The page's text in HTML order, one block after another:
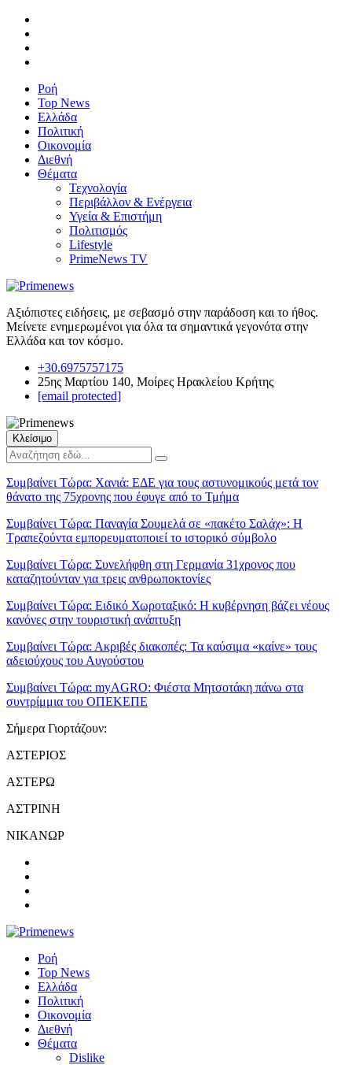
Ροή
Top News
Ελλάδα
Πολιτική
Οικονομία
Διεθνή
Θέματα
Τεχνολογία
Περιβάλλον & Ενέργεια
Υγεία & Επιστήμη
Πολιτισμός
Lifestyle
PrimeNews TV
Αξιόπιστες ειδήσεις, με σεβασμό στην παράδοση και το ήθος.
Μείνετε ενημερωμένοι για όλα τα σημαντικά γεγονότα στην
Ελλάδα και τον κόσμο.
+30.6975757175
25ης Μαρτίου 140, Μοίρες Ηρακλείου Κρήτης
[email protected]
Κλείσιμο
Συμβαίνει Τώρα: Χανιά: ΕΔΕ για τους αστυνομικούς μετά τον
θάνατο της 75χρονης που έφυγε από το Τμήμα
Συμβαίνει Τώρα: Παναγία Σουμελά σε «πακέτο Σαλάχ»: Η
Τραπεζούντα εμπορευματοποιεί το ιστορικό σύμβολο
Συμβαίνει Τώρα: Συνελήφθη στη Γερμανία 31χρονος που
καταζητούνταν για τρεις ανθρωποκτονίες
Συμβαίνει Τώρα: Ειδικό Χωροταξικό: Η κυβέρνηση βάζει νέους
κανόνες στην τουριστική ανάπτυξη
Συμβαίνει Τώρα: Ακριβές διακοπές: Τα καύσιμα «καίνε» τους
αδειούχους του Αυγούστου
Συμβαίνει Τώρα: myAGRO: Φιέστα Μητσοτάκη πάνω στα
συντρίμμια του ΟΠΕΚΕΠΕ
Σήμερα Γιορτάζουν:
ΑΣΤΕΡΙΟΣ
ΑΣΤΕΡΩ
ΑΣΤΡΙΝΗ
ΝΙΚΑΝΩΡ
Ροή
Top News
Ελλάδα
Πολιτική
Οικονομία
Διεθνή
Θέματα
Dislike